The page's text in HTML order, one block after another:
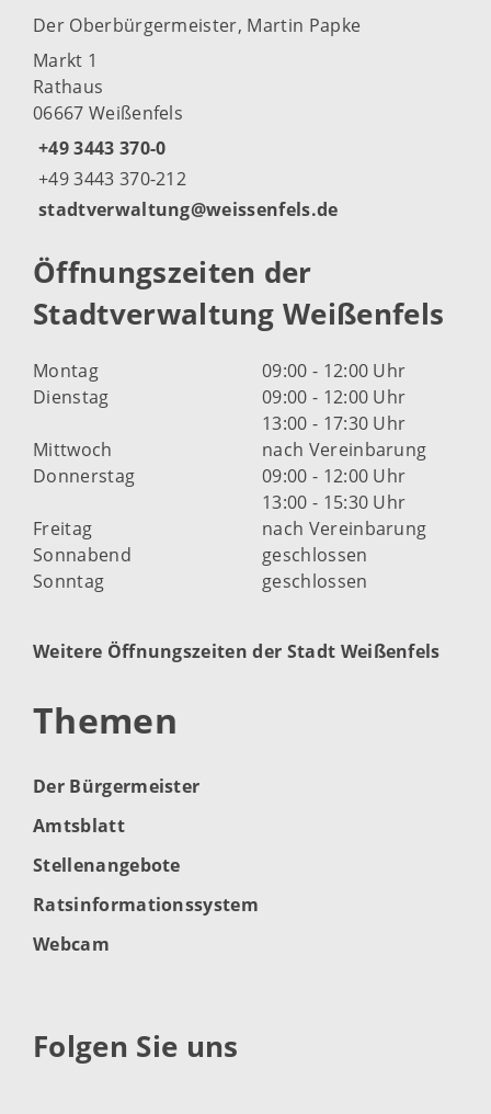
Der Oberbürgermeister, Martin Papke
Markt 1
Rathaus
06667 Weißenfels
+49 3443 370-0
+49 3443 370-212
stadtverwaltung@weissenfels.de
Öffnungszeiten der
Stadtverwaltung Weißenfels
Montag
09:00 - 12:00 Uhr
Dienstag
09:00 - 12:00 Uhr
13:00 - 17:30 Uhr
Mittwoch
nach Vereinbarung
Donnerstag
09:00 - 12:00 Uhr
13:00 - 15:30 Uhr
Freitag
nach Vereinbarung
Sonnabend
geschlossen
Sonntag
geschlossen
Weitere Öffnungszeiten der Stadt Weißenfels
Themen
Der Bürgermeister
Amtsblatt
Stellenangebote
Ratsinformationssystem
Webcam
Folgen Sie uns